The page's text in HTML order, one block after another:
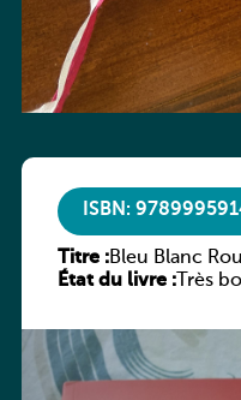
ISBN:
Titre :Bleu Blanc
État du livre :Très